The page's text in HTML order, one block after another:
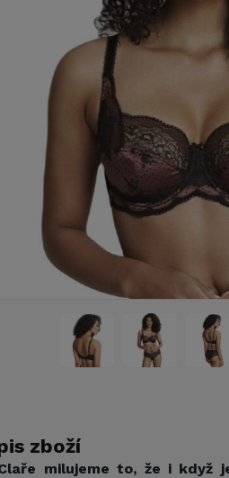
zboží
milujeme to, že i když